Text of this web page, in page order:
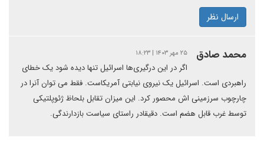
ارسال نظر
محمد صادق ۲۵ مهر ۱۴۰۳ | ۱۸:۲۳
اگر در این درگیری‌ها اسرائیل تنها دیده شود یک خطای
راهبردی است. اسرائیل یک نیروی نیابتی آمریکاست. فقط می توان آنرا در
چارچوب سرزمینی اش محصور کرد. این میزان تقابل بلحاظ ژئوپلتیکی
توسط غرب قابل هضم است. دقیقادر راستای سیاست بازدارندگی.